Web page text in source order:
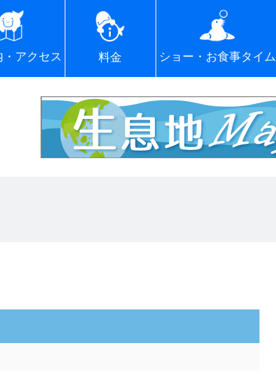
アクセス 料金 ショー・お食事タイム